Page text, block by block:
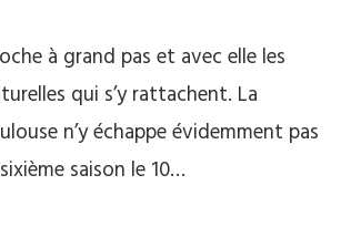
à grand pas et avec elle les
qui s’y rattachent. La
n’y échappe évidemment pas
saison le 10…